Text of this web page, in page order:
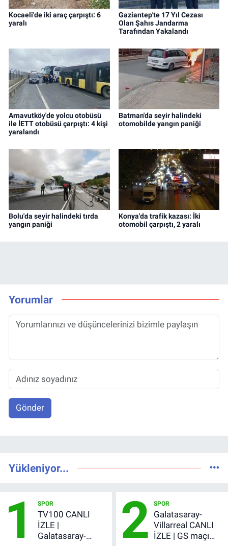
Kocaeli'de iki araç çarpıştı: 6
yaralı
Gaziantep'te 17 Yıl Cezası
Olan Şahıs Jandarma
Tarafından Yakalandı
Arnavutköy'de yolcu otobüsü
ile İETT otobüsü çarpıştı: 4 kişi
yaralandı
Batman'da seyir halindeki
otomobilde yangın paniği
Bolu'da seyir halindeki tırda
yangın paniği
Konya'da trafik kazası: İki
otomobil çarpıştı, 2 yaralı
Yorumlar
Gönder
Yükleniyor...
1 SPOR
TV100 CANLI
İZLE |
Galatasaray-
2 SPOR
Galatasaray-
Villarreal CANLI
İZLE | GS maçı